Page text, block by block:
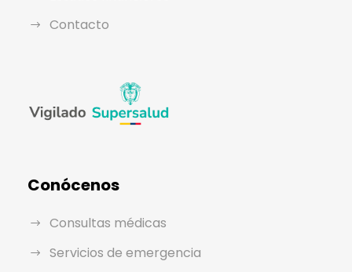
Contacto
Conócenos
Consultas médicas
Servicios de emergencia